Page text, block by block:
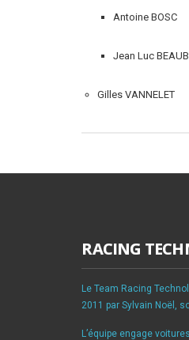
Antoine BOSC
Jean Luc
Gilles VANNELET
RACING
Le Team Racing
2011 par Sylvain Noël,
L’équipe engage